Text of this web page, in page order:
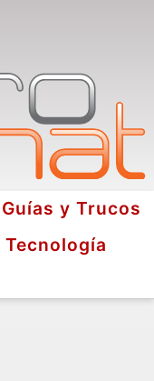
Guías y Trucos
Tecnología